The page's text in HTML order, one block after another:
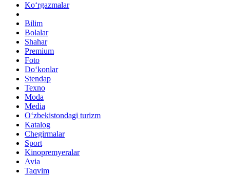
Ko‘rgazmalar
Bilim
Bolalar
Shahar
Premium
Foto
Do‘konlar
Stendap
Texno
Moda
Media
O‘zbekistondagi turizm
Katalog
Chegirmalar
Sport
Kinopremyeralar
Avia
Taqvim